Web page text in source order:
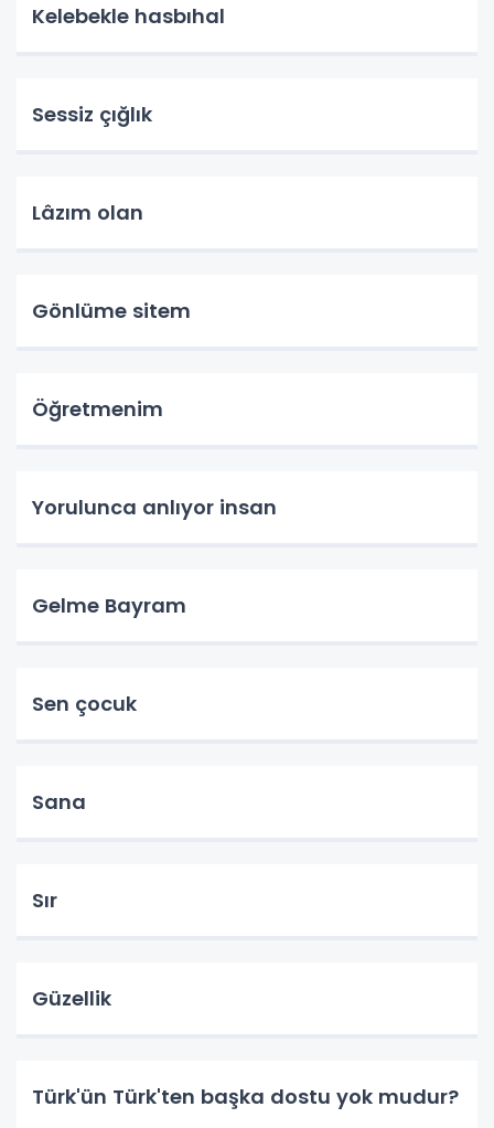
Kelebekle hasbıhal
Sessiz çığlık
Lâzım olan
Gönlüme sitem
Öğretmenim
Yorulunca anlıyor insan
Gelme Bayram
Sen çocuk
Sana
Sır
Güzellik
Türk'ün Türk'ten başka dostu yok mudur?